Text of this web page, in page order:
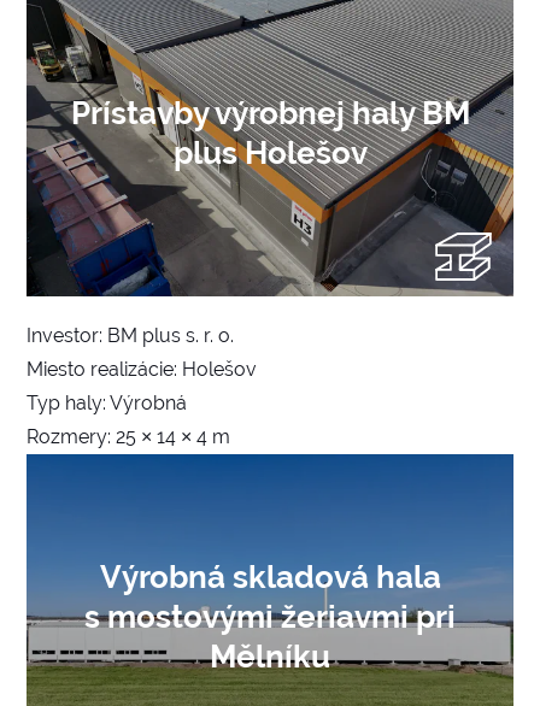
Prístavby výrobnej haly BM
plus Holešov
Investor: BM plus s. r. o.
Miesto realizácie: Holešov
Typ haly: Výrobná
Rozmery: 25 × 14 × 4 m
Výrobná skladová hala
s mostovými žeriavmi pri
Mělníku